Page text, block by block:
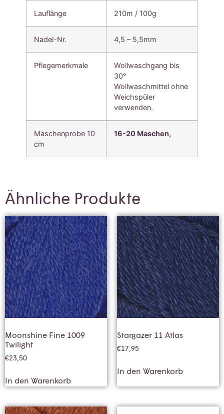
Lauflänge 210m / 100g
Nadel-Nr. 4,5 – 5,5mm
Pflegemerkmale
Wollwaschgang bis
30°
Wollwaschmittel ohne
Weichspüler
verwenden.
Maschenprobe 10
cm
16-20 Maschen,
Ähnliche Produkte
Moonshine Fine 1009
Twilight
€23,50
In den Warenkorb
Stargazer 11 Atlas
€17,95
In den Warenkorb